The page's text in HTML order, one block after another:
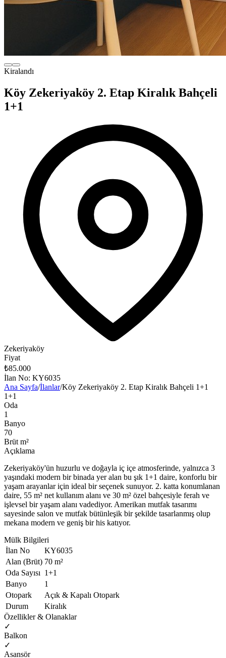
Kiralandı
Köy Zekeriyaköy 2. Etap Kiralık Bahçeli
1+1
Zekeriyaköy
Fiyat
₺85.000
İlan No: KY6035
Ana Sayfa/İlanlar/Köy Zekeriyaköy 2. Etap Kiralık Bahçeli 1+1
1+1
Oda
1
Banyo
70
Brüt m²
Açıklama
Zekeriyaköy'ün huzurlu ve doğayla iç içe atmosferinde, yalnızca 3
yaşındaki modern bir binada yer alan bu şık 1+1 daire, konforlu bir
yaşam arayanlar için ideal bir seçenek sunuyor. 2. katta konumlanan
daire, 55 m² net kullanım alanı ve 30 m² özel bahçesiyle ferah ve
işlevsel bir yaşam alanı vadediyor. Amerikan mutfak tasarımı
sayesinde salon ve mutfak bütünleşik bir şekilde tasarlanmış olup
mekana modern ve geniş bir his katıyor.
Mülk Bilgileri
İlan No
KY6035
Alan (Brüt) 70 m²
Oda Sayısı 1+1
Banyo
1
Otopark
Açık & Kapalı Otopark
Durum
Kiralık
Özellikler & Olanaklar
✓
Balkon
✓
Asansör